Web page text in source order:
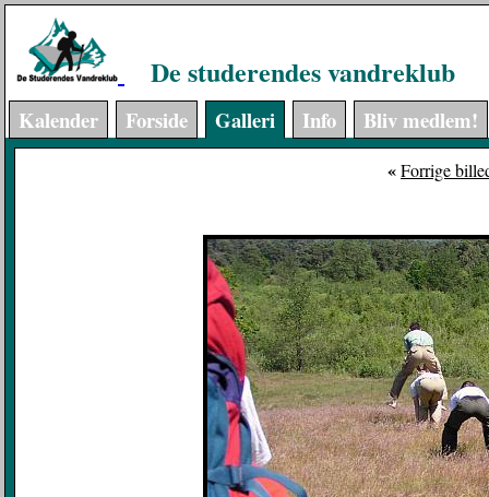
De studerendes vandreklub
Kalender Forside Galleri Info Bliv medlem!
«Forrige